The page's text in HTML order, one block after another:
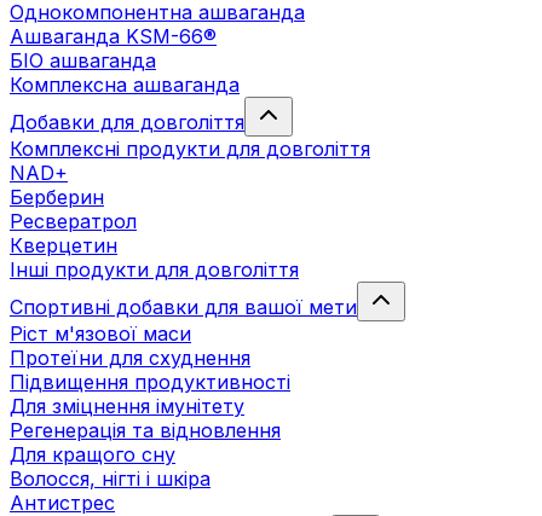
Однокомпонентна ашваганда
Ашваганда KSM-66®
БІО ашваганда
Комплексна ашваганда
Добавки для довголіття
Комплексні продукти для довголіття
NAD+
Берберин
Ресвератрол
Кверцетин
Інші продукти для довголіття
Спортивні добавки для вашої мети
Ріст м'язової маси
Протеїни для схуднення
Підвищення продуктивності
Для зміцнення імунітету
Регенерація та відновлення
Для кращого сну
Волосся, нігті і шкіра
Антистрес